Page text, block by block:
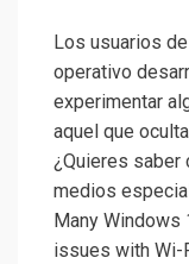
Los usuarios
operativo
experimentar
aquel que
¿Quieres saber
medios
Many
issues with Wi-